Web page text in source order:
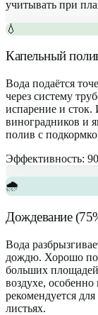
учитывать при
💧
Капельный
Вода подаётся
через систему
испарение и сток.
виноградников и
полив с
Эффективность:
🌧
Дождевание
Вода
дождю. Хорошо
больших
воздухе,
рекомендуется
листьях.